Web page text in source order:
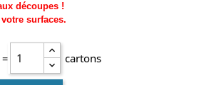
découpes !
votre surfaces.
= cartons